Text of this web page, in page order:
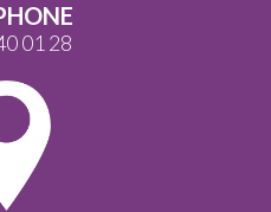
01 28